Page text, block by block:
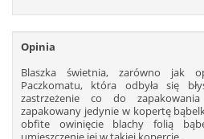
Opinia
Blaszka świetnia, zarówno jak
Paczkomatu, która odbyła się
zastrzeżenie co do
zapakowany jedynie w kopertę
obfite owinięcie blachy folią